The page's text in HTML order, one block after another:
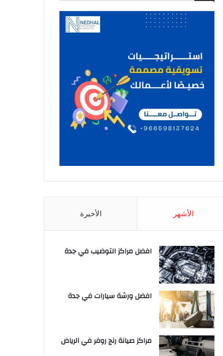
الأشهر الأخيرة
افضل مراكز التوضيب في جدة
افضل ورشة سيارات في جدة
مراكز صيانة رنج روفر في الرياض